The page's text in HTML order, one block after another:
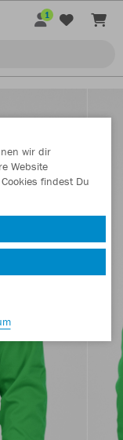
1
wir dir
Website
findest Du